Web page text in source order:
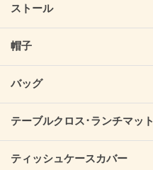
ストール
帽子
バッグ
テーブルクロス･ランチマット
ティッシュケースカバー